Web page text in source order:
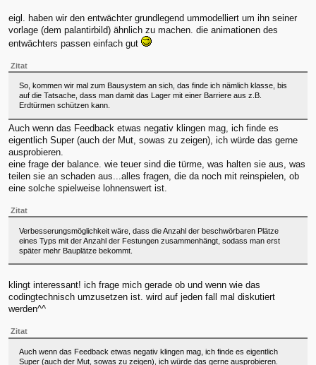
eigl. haben wir den entwächter grundlegend ummodelliert um ihn seiner
vorlage (dem palantirbild) ähnlich zu machen. die animationen des
entwächters passen einfach gut
Zitat
So, kommen wir mal zum Bausystem an sich, das finde ich nämlich klasse, bis
auf die Tatsache, dass man damit das Lager mit einer Barriere aus z.B.
Erdtürmen schützen kann.
Auch wenn das Feedback etwas negativ klingen mag, ich finde es
eigentlich Super (auch der Mut, sowas zu zeigen), ich würde das gerne
ausprobieren.
eine frage der balance. wie teuer sind die türme, was halten sie aus, was
teilen sie an schaden aus...alles fragen, die da noch mit reinspielen, ob
eine solche spielweise lohnenswert ist.
Zitat
Verbesserungsmöglichkeit wäre, dass die Anzahl der beschwörbaren Plätze
eines Typs mit der Anzahl der Festungen zusammenhängt, sodass man erst
später mehr Bauplätze bekommt.
klingt interessant! ich frage mich gerade ob und wenn wie das
codingtechnisch umzusetzen ist. wird auf jeden fall mal diskutiert
werden^^
Zitat
Auch wenn das Feedback etwas negativ klingen mag, ich finde es eigentlich
Super (auch der Mut, sowas zu zeigen), ich würde das gerne ausprobieren.